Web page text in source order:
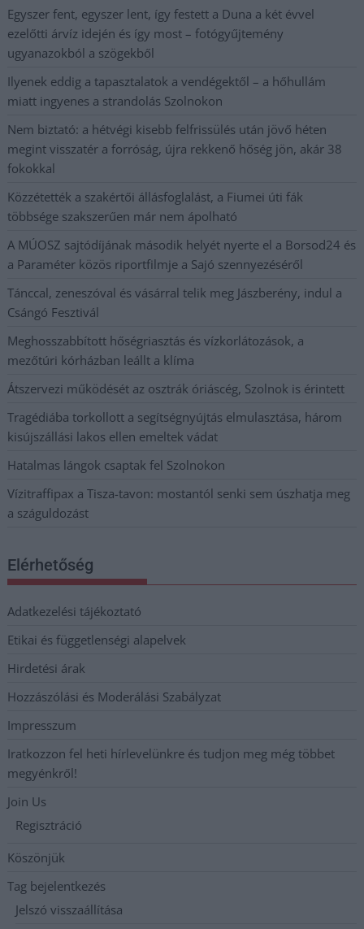
Egyszer fent, egyszer lent, így festett a Duna a két évvel
ezelőtti árvíz idején és így most – fotógyűjtemény
ugyanazokból a szögekből
Ilyenek eddig a tapasztalatok a vendégektől – a hőhullám
miatt ingyenes a strandolás Szolnokon
Nem biztató: a hétvégi kisebb felfrissülés után jövő héten
megint visszatér a forróság, újra rekkenő hőség jön, akár 38
fokokkal
Közzétették a szakértői állásfoglalást, a Fiumei úti fák
többsége szakszerűen már nem ápolható
A MÚOSZ sajtódíjának második helyét nyerte el a Borsod24 és
a Paraméter közös riportfilmje a Sajó szennyezéséről
Tánccal, zeneszóval és vásárral telik meg Jászberény, indul a
Csángó Fesztivál
Meghosszabbított hőségriasztás és vízkorlátozások, a
mezőtúri kórházban leállt a klíma
Átszervezi működését az osztrák óriáscég, Szolnok is érintett
Tragédiába torkollott a segítségnyújtás elmulasztása, három
kisújszállási lakos ellen emeltek vádat
Hatalmas lángok csaptak fel Szolnokon
Vízitraffipax a Tisza-tavon: mostantól senki sem úszhatja meg
a száguldozást
Elérhetőség
Adatkezelési tájékoztató
Etikai és függetlenségi alapelvek
Hirdetési árak
Hozzászólási és Moderálási Szabályzat
Impresszum
Iratkozzon fel heti hírlevelünkre és tudjon meg még többet
megyénkről!
Join Us
Regisztráció
Köszönjük
Tag bejelentkezés
Jelszó visszaállítása